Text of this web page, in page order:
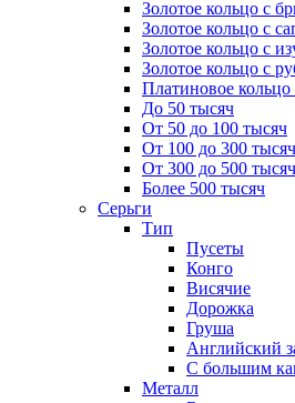
Золотое кольцо с
Золотое кольцо с
Золотое кольцо с
Золотое кольцо с
Платиновое
До 50 тысяч
От 50 до 100 тысяч
От 100 до 300 тысяч
От 300 до 500 тысяч
Более 500 тысяч
Серьги
Тип
Пусеты
Конго
Висячие
Дорожка
Груша
Английский
С большим
Металл